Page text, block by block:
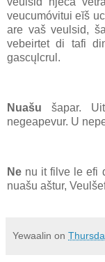
veucumóvitui eĭš
are vaš veulsid,
vebeirtet di tafi
gascųlcrul.
Nuašu šapar.
negeapevur. U
Ne nu it filve le efi
nuašu aštur,
Yewaalin on